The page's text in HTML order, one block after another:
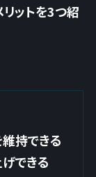
ットを3つ紹
持できる
できる